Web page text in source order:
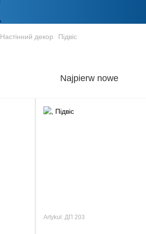
Настінний декор Підвіс
Najpierw nowe
Artykuł: ДП 203